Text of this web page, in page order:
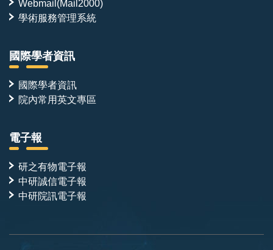
Webmail(Mail2000)
學術服務管理系統
國際學者資訊
國際學者資訊
院內常用英文專區
電子報
研之有物電子報
中研誠信電子報
中研院訊電子報